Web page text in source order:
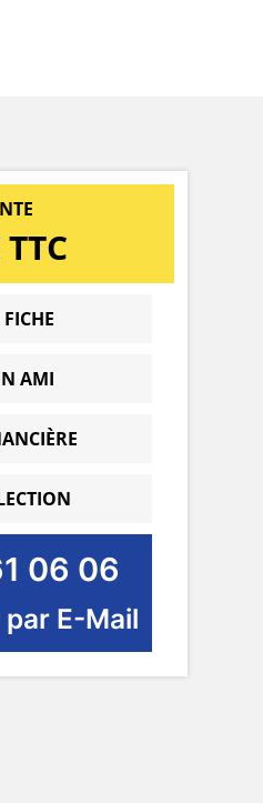
AMI
06 06
E-Mail